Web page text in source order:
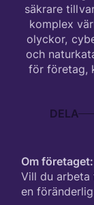
säkrare
komplex
olyckor,
och
för företag,
DELA
Om företaget:
Vill du
en